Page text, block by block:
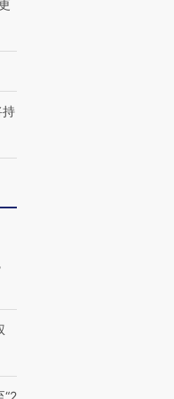
大增长引擎是什么？
持
“2